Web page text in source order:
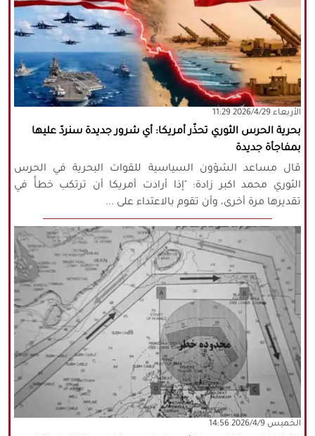
‫‫الأربعاء‬‬ 2026/4/29 11:29
بحرية الحرس الثوري تحذّر أمريكا: أي شرور جديدة سنردّ عليها
بمفاجأة جديدة
قال مساعد الشؤون السياسية للقوات البحرية في الحرس
الثوري محمد اكبر زادة: "إذا أرادت أمريكا أن ترتكب خطأً في
تقديرها مرة أخرى، وأن تقوم بالاعتداء على ...
‫‫الخميس‬‬ 2026/4/9 14:56